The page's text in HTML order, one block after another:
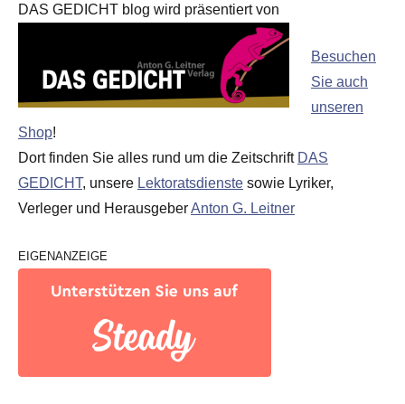
DAS GEDICHT blog wird präsentiert von
Besuchen
Sie auch
unseren
Shop!
Dort finden Sie alles rund um die Zeitschrift DAS
GEDICHT, unsere Lektoratsdienste sowie Lyriker,
Verleger und HerausgeberAnton G. Leitner
EIGENANZEIGE